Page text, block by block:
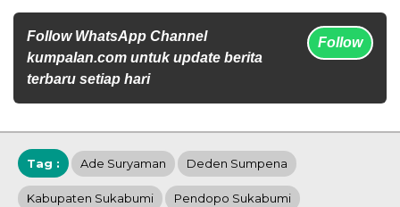
Follow WhatsApp Channel
kumpalan.com untuk update berita
terbaru setiap hari
Follow
Tag : Ade Suryaman Deden Sumpena
Kabupaten Sukabumi Pendopo Sukabumi